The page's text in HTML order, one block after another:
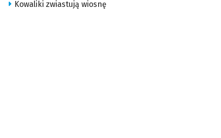
Kowaliki zwiastują wiosnę